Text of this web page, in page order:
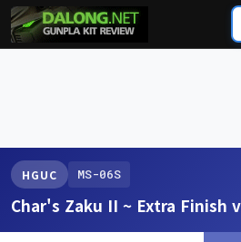
HGUC MS-06S
Char's Zaku II ~ Extra Finish